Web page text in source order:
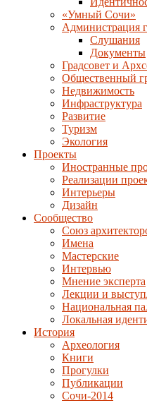
«Умный Сочи»
Администрация
Слушания
Документы
Градсовет и
Общественный
Недвижимость
Инфраструктура
Развитие
Туризм
Экология
Проекты
Иностранные
Реализации
Интерьеры
Дизайн
Сообщество
Союз
Имена
Мастерские
Интервью
Мнение эксперта
Лекции и
Национальная
Локальная
История
Археология
Книги
Прогулки
Публикации
Сочи-2014